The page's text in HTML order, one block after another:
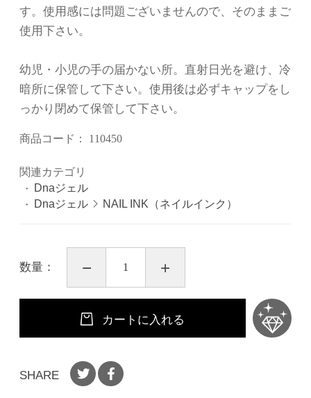
す。使用感には問題ございませんので、そのままご
使用下さい。
幼児・小児の手の届かない所。直射日光を避け、冷
暗所に保管して下さい。使用後は必ずキャップをし
っかり閉めて保管して下さい。
商品コード： 110450
関連カテゴリ
Dnaジェル
Dnaジェル
NAIL INK（ネイルインク）
数量：
カートに入れる
SHARE